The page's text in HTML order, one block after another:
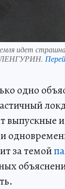
идет
одно
выпускные
за темой